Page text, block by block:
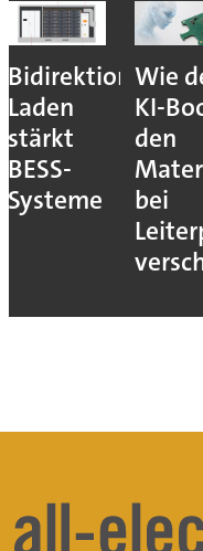
Wie der
KI-Boom
den
Materialengpass
bei
Leiterplatten
erste
2200-V
GaN-